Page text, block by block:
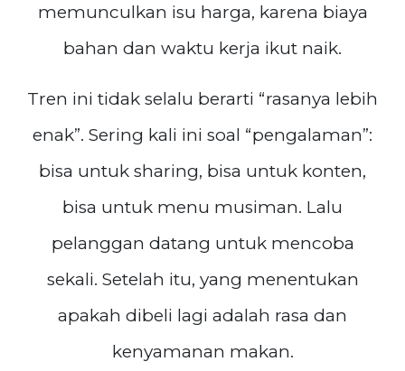
memunculkan isu harga, karena biaya
bahan dan waktu kerja ikut naik.
Tren ini tidak selalu berarti “rasanya lebih
enak”. Sering kali ini soal “pengalaman”:
bisa untuk sharing, bisa untuk konten,
bisa untuk menu musiman. Lalu
pelanggan datang untuk mencoba
sekali. Setelah itu, yang menentukan
apakah dibeli lagi adalah rasa dan
kenyamanan makan.